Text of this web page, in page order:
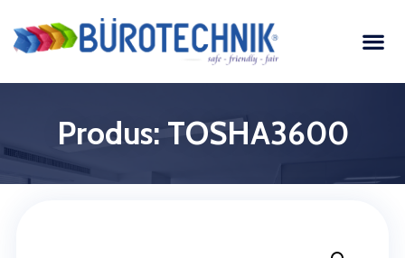
Produs: TOSHA3600